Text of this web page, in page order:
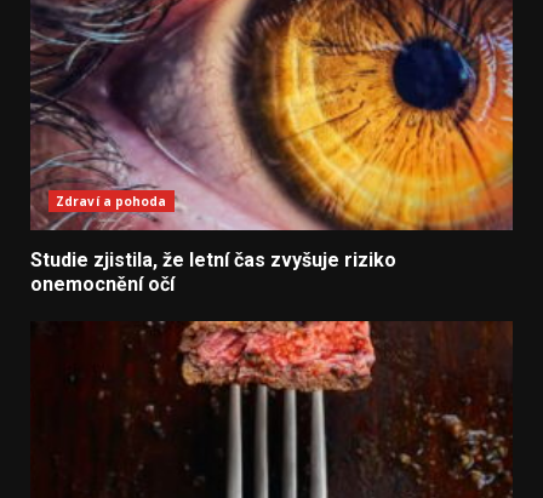
Zdraví a pohoda
Studie zjistila, že letní čas zvyšuje riziko
onemocnění očí